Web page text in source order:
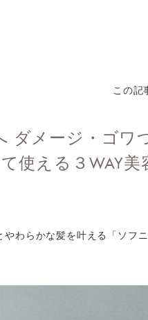
この記
ダメージ・ゴワ
使える３WAY美
わらかな髪を叶える「ソフ